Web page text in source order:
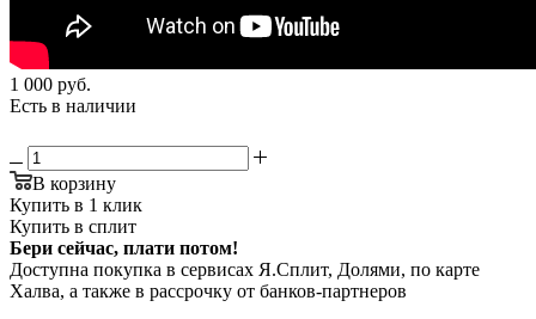
1 000 руб.
Есть в наличии
В корзину
Купить в 1 клик
Купить в сплит
Бери сейчас, плати потом!
Доступна покупка в сервисах Я.Сплит, Долями, по карте
Халва, а также в рассрочку от банков-партнеров